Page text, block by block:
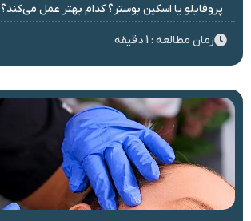
پروفایلو یا اسکین بوستر؟ کدام بهتر عمل می‌کند؟
زمان مطالعه : 1 دقیقه